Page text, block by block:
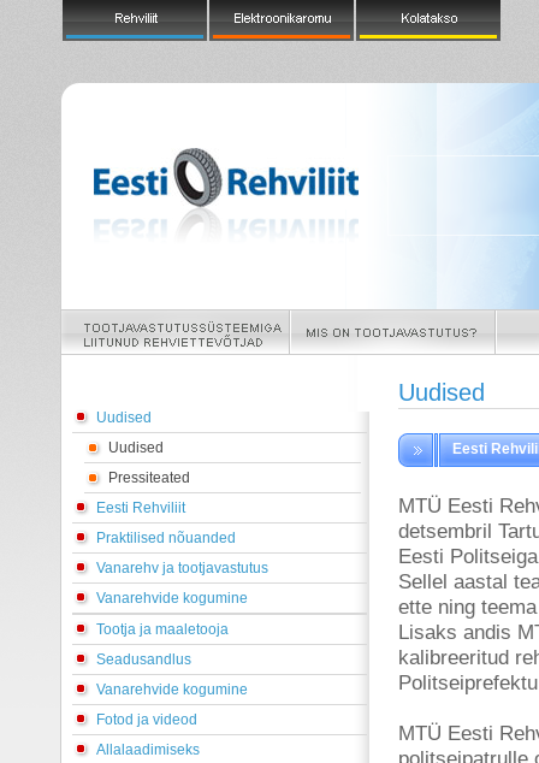
Uudised
Uudised
Pressiteated
Eesti Rehviliit
Praktilised nõuanded
Vanarehv ja tootjavastutus
Vanarehvide kogumine
Tootja ja maaletooja
Seadusandlus
Vanarehvide kogumine
Fotod ja videod
Allalaadimiseks
Uudised
Eesti
MTÜ Eesti
detsembril
Eesti
Sellel aastal
ette ning
Lisaks andis
kalibreeritud
MTÜ Eesti
politseipatrulle